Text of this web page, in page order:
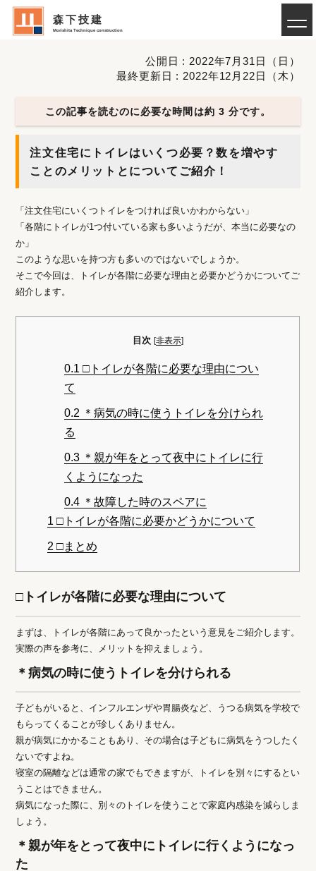
森下技建
Morishita Technique construction
公開日 : 2022年7月31日（日）
最終更新日 : 2022年12月22日（木）
この記事を読むのに必要な時間は約 3 分です。
注文住宅にトイレはいくつ必要？数を増やす
ことのメリットとについてご紹介！
「注文住宅にいくつトイレをつければ良いかわからない」
「各階にトイレが1つ付いている家も多いようだが、本当に必要なの
か」
このような思いを持つ方も多いのではないでしょうか。
そこで今回は、トイレが各階に必要な理由と必要かどうかについてご
紹介します。
目次 [非表示]
0.1□トイレが各階に必要な理由につい
て
0.2＊病気の時に使うトイレを分けられ
る
0.3＊親が年をとって夜中にトイレに行
くようになった
0.4＊故障した時のスペアに
1 □トイレが各階に必要かどうかについて
2 □まとめ
□トイレが各階に必要な理由について
まずは、トイレが各階にあって良かったという意見をご紹介します。
実際の声を参考に、メリットを抑えましょう。
＊病気の時に使うトイレを分けられる
子どもがいると、インフルエンザや胃腸炎など、うつる病気を学校で
もらってくることが珍しくありません。
親が病気にかかることもあり、その場合は子どもに病気をうつしたく
ないですよね。
寝室の隔離などは通常の家でもできますが、トイレを別々にするとい
うことはできません。
病気になった際に、別々のトイレを使うことで家庭内感染を減らしま
しょう。
＊親が年をとって夜中にトイレに行くようになっ
た